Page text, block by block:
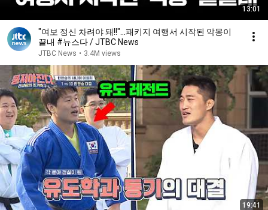
13:01
"여보 정신 차려야 돼!!"…패키지 여행서 시작된 악몽이
끝내 #뉴스다 / JTBC News
JTBC News • 3.4M views
19:41